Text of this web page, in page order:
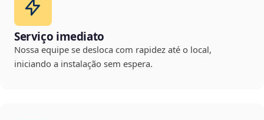
Serviço imediato
Nossa equipe se desloca com rapidez até o local,
iniciando a instalação sem espera.